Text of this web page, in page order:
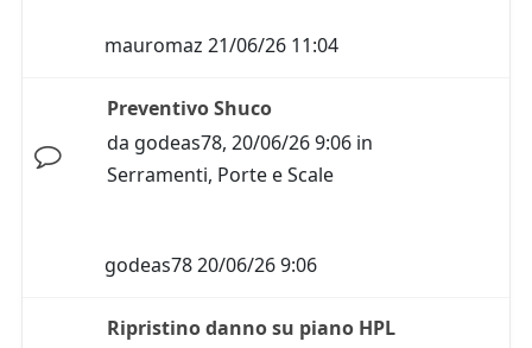
mauromaz 21/06/26 11:04
Preventivo Shuco
da godeas78, 20/06/26 9:06 in
Serramenti, Porte e Scale
godeas7820/06/26 9:06
Ripristino danno su piano HPL